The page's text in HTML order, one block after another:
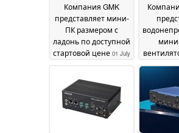
Компания GMK
представляет мини-
ПК размером с
ладонь по доступной
стартовой цене 01 July